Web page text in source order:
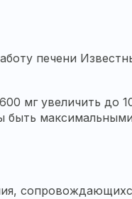
печени
мг увеличить до
быть